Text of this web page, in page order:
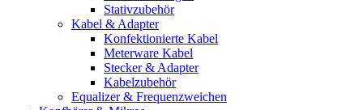
Stativzubehör
Kabel & Adapter
Konfektionierte Kabel
Meterware Kabel
Stecker & Adapter
Kabelzubehör
Equalizer & Frequenzweichen